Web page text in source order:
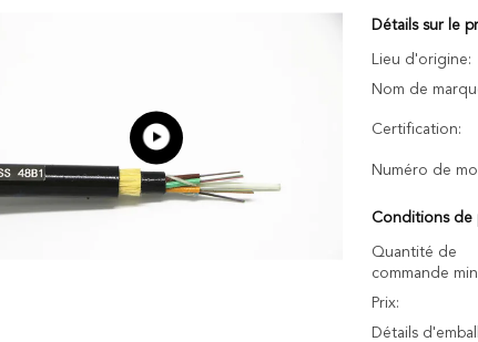
Détails sur le
Lieu d'origine:
Nom de
Certification:
Numéro de
Conditions de
Quantité de
commande
Prix:
Détails